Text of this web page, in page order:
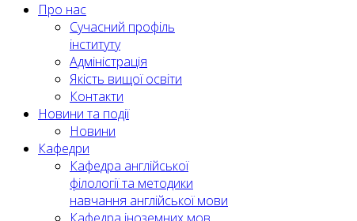
Про нас
Сучасний профіль
інституту
Адміністрація
Якість вищої освіти
Контакти
Новини та події
Новини
Кафедри
Кафедра англійської
філології та методики
навчання англійської мови